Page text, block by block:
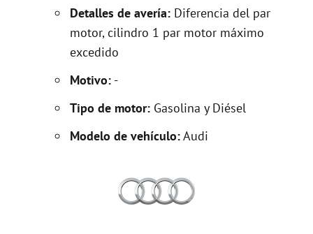
Detalles de avería: Diferencia del par
motor, cilindro 1 par motor máximo
excedido
Motivo: -
Tipo de motor: Gasolina y Diésel
Modelo de vehículo:Audi